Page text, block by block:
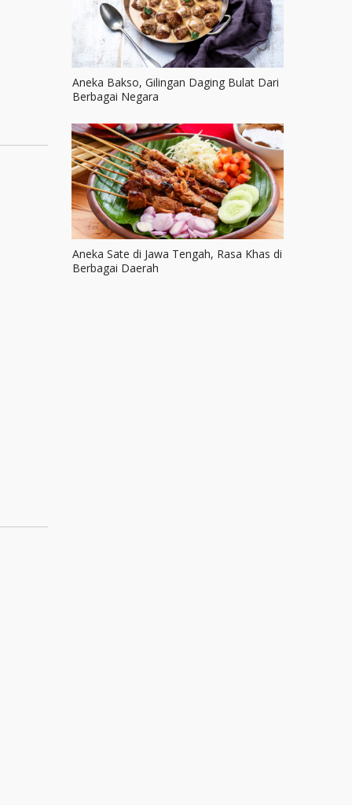
Aneka Bakso, Gilingan Daging Bulat Dari
Berbagai Negara
Aneka Sate di Jawa Tengah, Rasa Khas di
Berbagai Daerah